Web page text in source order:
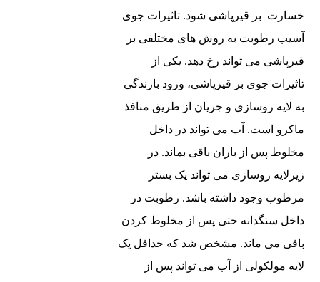
خسارت بر قیرپاشی شود. تاثیرات جوی
آسیب رطوبت به روش های مختلفی بر
قیرپاشی می‌ تواند رخ دهد. یکی از
تاثیرات جوی بر قیرپاشی، ورود بارندگی
به لایه روسازی و جریان از طریق منافذ
ماکرو است. آب می ‌تواند در داخل
مخلوط پس از باران باقی بماند. در
زیرلایه روسازی می ‌تواند یک بستر
مرطوب وجود داشته باشد. رطوبت در
داخل سنگدانه حتی پس از مخلوط کردن
باقی می ‌ماند. مشخص شد که حداقل یک
لایه مولکولی از آب می ‌تواند پس از